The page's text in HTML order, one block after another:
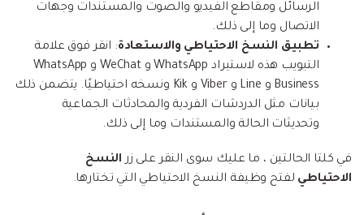
الرسائل ومقاطع الفيديو والصوت والمستندات وجهات
الاتصال وما إلى ذلك.
تطبيق النسخ الاحتياطي والاستعادة: انقر فوق علامة
التبويب هذه لاستيراد WhatsApp و WeChat و WhatsApp
Business و Line و Viber و Kik ونسخه احتياطيًا. يتضمن ذلك
بيانات مثل الدردشات الفردية والمحادثات الجماعية
وتحديثات الحالة والمستندات وما إلى ذلك.
في كلتا الحالتين ، ما عليك سوى النقر على زر النسخ
الاحتياطي لفتح وظيفة النسخ الاحتياطي التي تختارها.